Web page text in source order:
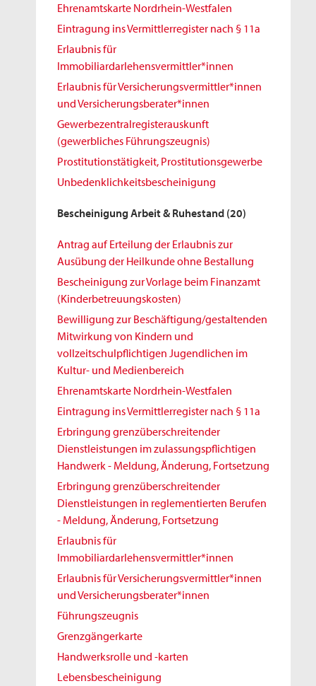
Ehrenamtskarte Nordrhein-Westfalen
Eintragung ins Vermittlerregister nach § 11a
Erlaubnis für
Immobiliardarlehensvermittler*innen
Erlaubnis für Versicherungsvermittler*innen
und Versicherungsberater*innen
Gewerbezentralregisterauskunft
(gewerbliches Führungszeugnis)
Prostitutionstätigkeit, Prostitutionsgewerbe
Unbedenklichkeitsbescheinigung
Bescheinigung Arbeit & Ruhestand (20)
Antrag auf Erteilung der Erlaubnis zur
Ausübung der Heilkunde ohne Bestallung
Bescheinigung zur Vorlage beim Finanzamt
(Kinderbetreuungskosten)
Bewilligung zur Beschäftigung/gestaltenden
Mitwirkung von Kindern und
vollzeitschulpflichtigen Jugendlichen im
Kultur- und Medienbereich
Ehrenamtskarte Nordrhein-Westfalen
Eintragung ins Vermittlerregister nach § 11a
Erbringung grenzüberschreitender
Dienstleistungen im zulassungspflichtigen
Handwerk - Meldung, Änderung, Fortsetzung
Erbringung grenzüberschreitender
Dienstleistungen in reglementierten Berufen
- Meldung, Änderung, Fortsetzung
Erlaubnis für
Immobiliardarlehensvermittler*innen
Erlaubnis für Versicherungsvermittler*innen
und Versicherungsberater*innen
Führungszeugnis
Grenzgängerkarte
Handwerksrolle und -karten
Lebensbescheinigung